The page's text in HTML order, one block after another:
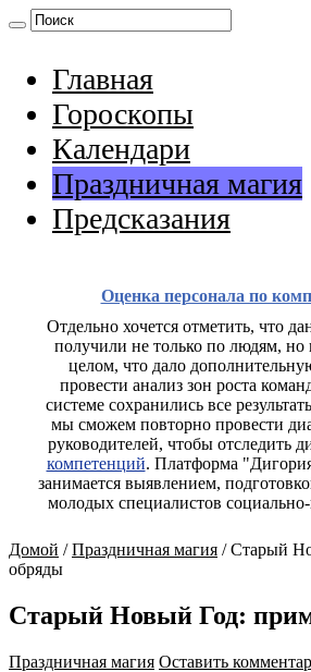
Главная
Гороскопы
Календари
Праздничная магия
Предсказания
Оценка персонала по
Отдельно хочется отметить, что
получили не только по людям,
целом, что дало
провести анализ зон роста
системе сохранились все
мы сможем повторно провести
руководителей, чтобы отследить
компетенций. Платформа
занимается выявлением,
молодых специалистов
Домой / Праздничная магия / Старый
обряды
Старый Новый Год:
Праздничная магия Оставить